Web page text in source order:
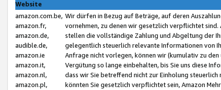
Website
amazon.com.be,
amazon.fr,
amazon.de,
audible.de,
amazon.ie
amazon.it,
amazon.nl,
amazon.pl,
Wir dürfen in Bezug auf Beträge, auf deren
vornehmen, zu denen wir gesetzlich verpflichtet
stellen die vollständige Zahlung und Abgeltung der
gelegentlich steuerlich relevante Informationen von
Anfrage nicht vorlegen, können wir (kumulativ zu
Vergütung so lange einbehalten, bis Sie uns diese
dass wir Sie betreffend nicht zur Einholung
könnten Sie gesetzlich verpflichtet sein, Amazon